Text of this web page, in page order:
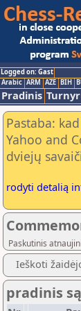
Logged on: Gast
Arabic ARM AZE BIH
Pradinis
Pastaba:
Yahoo and
dviejų
rodyti detalią
Paskutinis
Ieškoti
pradinis